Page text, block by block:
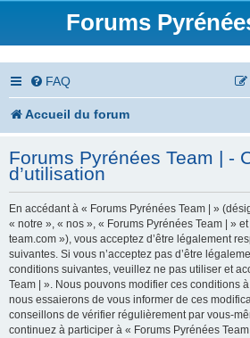
Forums
FAQ
Accueil du forum
Forums Pyrénées Team | -
d’utilisation
En accédant à « Forums Pyrénées Team | »
« notre », « nos », « Forums Pyrénées Team | »
team.com »), vous acceptez d’être légalement
suivantes. Si vous n’acceptez pas d’être
conditions suivantes, veuillez ne pas utiliser et
Team | ». Nous pouvons modifier ces conditions
nous essaierons de vous informer de ces
conseillons de vérifier régulièrement par vous-
continuez à participer à « Forums Pyrénées